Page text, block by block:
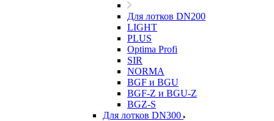
Для лотков DN200
LIGHT
PLUS
Optima Profi
SIR
NORMA
BGF и BGU
BGF-Z и BGU-Z
BGZ-S
Для лотков DN300